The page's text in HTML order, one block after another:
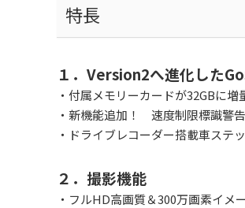
特長
１．Version2へ進化した
・付属メモリーカードが32GBに
・新機能追加！ 速度制限標識警
・ドライブレコーダー搭載車ステ
２．撮影機能
・フルHD高画質＆300万画素イメ